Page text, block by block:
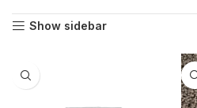
Show sidebar